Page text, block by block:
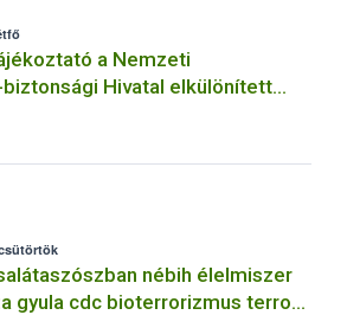
a Nemzeti
Hivatal elkülönített
rendszerhez kapcsolódó
nébih élelmiszer
gyula cdc bioterrorizmus terror